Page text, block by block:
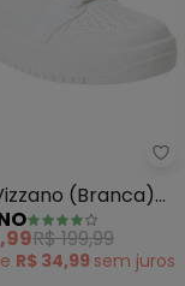
Beira Rio
(Branca)
R$ 199,99
R$ 34,99 sem juros